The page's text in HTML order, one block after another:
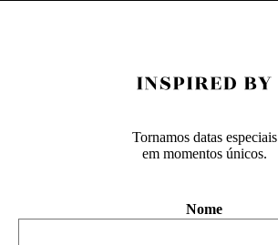
Tornamos datas especiais
em momentos únicos.
Nome